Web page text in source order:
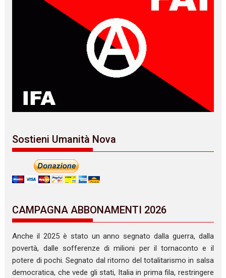
Sostieni Umanità Nova
CAMPAGNA ABBONAMENTI 2026
Anche il 2025 è stato un anno segnato dalla guerra, dalla
povertà, dalle sofferenze di milioni per il tornaconto e il
potere di pochi. Segnato dal ritorno del totalitarismo in salsa
democratica, che vede gli stati, Italia in prima fila, restringere